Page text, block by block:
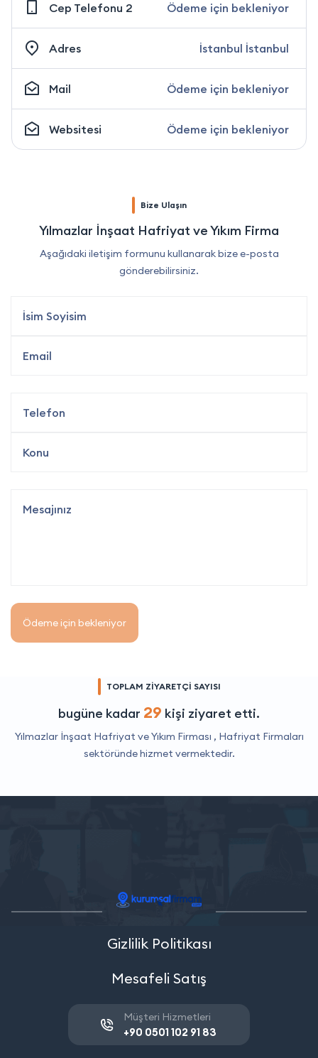
Cep Telefonu 2 Ödeme için bekleniyor
Adres İstanbul İstanbul
Mail Ödeme için bekleniyor
Websitesi Ödeme için bekleniyor
Bize Ulaşın
Yılmazlar İnşaat Hafriyat ve Yıkım Firma
Aşağıdaki iletişim formunu kullanarak bize e-posta
gönderebilirsiniz.
Ödeme için bekleniyor
TOPLAM ZİYARETÇİ SAYISI
bugüne kadar 29 kişi ziyaret etti.
Yılmazlar İnşaat Hafriyat ve Yıkım Firması , Hafriyat Firmaları
sektöründe hizmet vermektedir.
Gizlilik Politikası
Mesafeli Satış
Müşteri Hizmetleri
+90 0501 102 91 83